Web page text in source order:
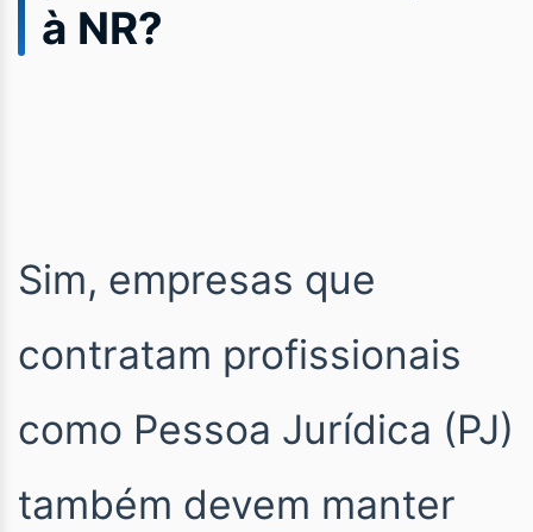
à NR?
Sim, empresas que
contratam profissionais
como Pessoa Jurídica (PJ)
também devem manter